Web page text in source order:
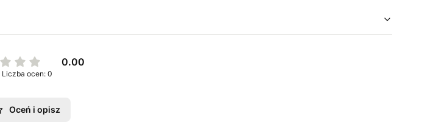
0.00
Liczba ocen: 0
Oceń i opisz